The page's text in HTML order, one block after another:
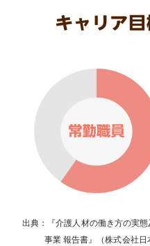
出典：『介護人材の働き方の実
事業 報告書』（株式会社